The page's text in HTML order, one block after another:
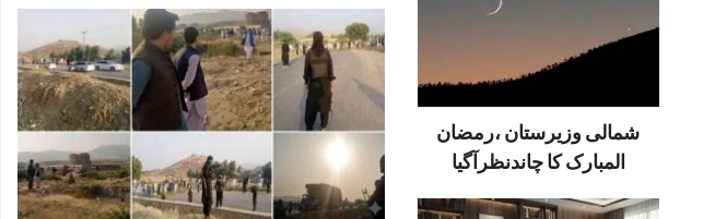
شمالی وزیرستان ،رمضان
المبارک کا چاندنظرآگیا